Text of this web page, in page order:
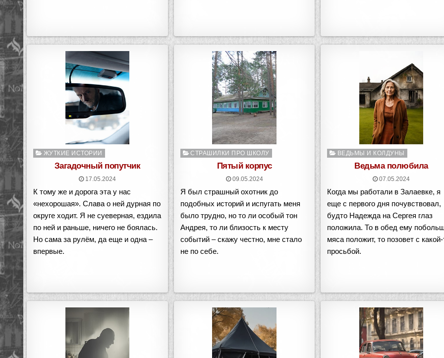
Опубликовано
ЖУТКИЕ ИСТОРИИ
Загадочный попутчик
17.05.2024
К тому же и дорога эта у нас
«нехорошая». Cлава о ней дурная по
округе ходит. Я не суеверная, ездила
по ней и раньше, ничего не боялась.
Но сама за рулём, да еще и одна –
впервые.
Опубликовано
СТРАШИЛКИ ПРО ШКОЛУ
Пятый корпус
09.05.2024
Я был страшный охотник до
подобных историй и испугать меня
было трудно, но то ли особый тон
Андрея, то ли близость к месту
событий – скажу честно, мне стало
не по себе.
Опубликовано
ВЕДЬМЫ И КОЛДУНЫ
Ведьма полюбила
07.05.2024
Когда мы работали в Залаевке, я
еще с первого дня почувствовал,
будто Надежда на Сергея глаз
положила. То в обед ему
мяса положит, то позовет с
просьбой.